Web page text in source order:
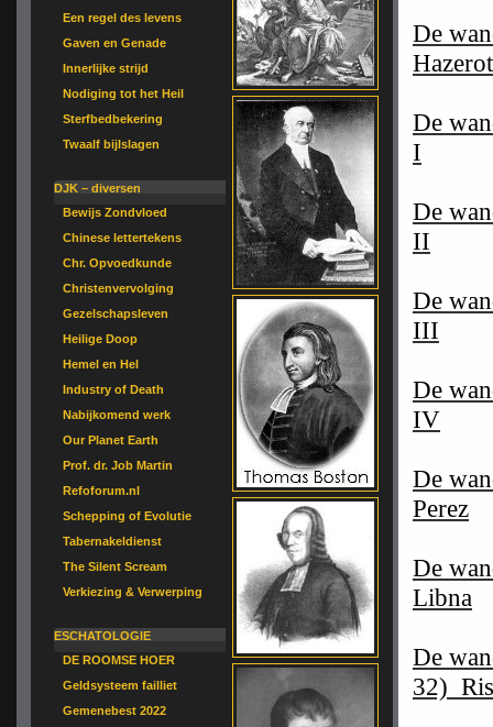
Een regel des levens
Gaven en Genade
Innerlijke strijd
Nodiging tot het Heil
Sterfbedbekering
Twaalf bijlslagen
DJK – diversen
Bewijs Zondvloed
Chinese lettertekens
Chr. Opvoedkunde
Christenvervolging
Gezelschapsleven
Heilige Doop
Hemel en Hel
Industry of Death
Nabijkomend werk
Our Planet Earth
Prof. dr. Job Martin
Refoforum.nl
Schepping of Evolutie
Tabernakeldienst
The Silent Scream
Verkiezing & Verwerping
ESCHATOLOGIE
DE ROOMSE HOER
Geldsysteem failliet
Gemenebest 2022
De
De
I
De
II
De
III
De
IV
De
Perez
De
Libna
De
32)